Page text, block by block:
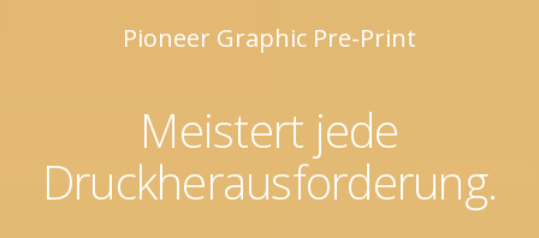
Pioneer Graphic Pre-Print
Meistert jede
Druckherausforderung.